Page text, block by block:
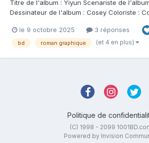
Titre de l'album : Yiyun Scenariste de
Dessinateur de l'album : Cosey Coloriste :
Pays d'Enhaut, Alpes vaudoises. Urs, 14
parmi des élèves venus d'Angleter...
le 9 octobre 2025 3 réponses
bd roman graphique (et 4 en plus)
Politique de
(C) 1998 - 2099
Powered by Invision